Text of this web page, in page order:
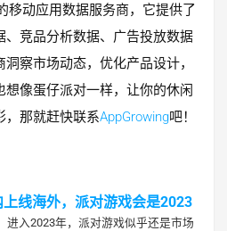
移动应用数据服务商，它提供了
、竞品分析数据、广告投放数据
察市场动态，优化产品设计，
像蛋仔派对一样，让你的休闲
，那就赶快联系AppGrowing吧！
上线海外，派对游戏会是2023
进入2023年，派对游戏似乎还是市场